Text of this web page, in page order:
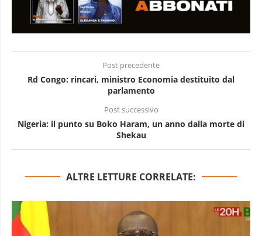
Post precedente
Rd Congo: rincari, ministro Economia destituito dal
parlamento
Post successivo
Nigeria: il punto su Boko Haram, un anno dalla morte di
Shekau
ALTRE LETTURE CORRELATE: